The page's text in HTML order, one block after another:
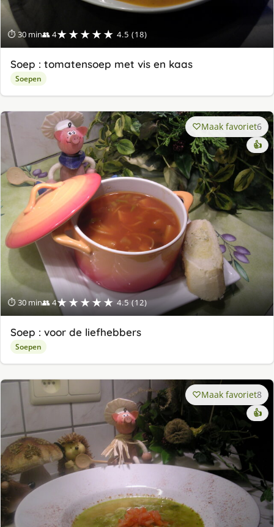
⏱ 30 min👥 4★★★★★ 4.5 (18)
Soep : tomatensoep met vis en kaas
Soepen
⏱ 30 min👥 4★★★★★ 4.5 (12)
Maak favoriet6
👍
Soep : voor de liefhebbers
Soepen
Maak favoriet8
👍